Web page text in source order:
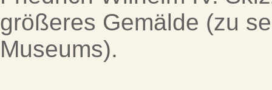
größeres Gemälde (zu
Museums).